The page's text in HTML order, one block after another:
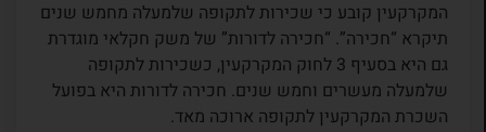
המקרקעין קובע כי שכירות לתקופה שלמעלה מחמש שנים
תיקרא “חכירה”. “חכירה לדורות” של משק חקלאי מוגדרת
גם היא בסעיף 3 לחוק המקרקעין, כשכירות לתקופה
שלמעלה מעשרים וחמש שנים. חכירה לדורות היא בפועל
השכרת המקרקעין לתקופה ארוכה מאד.